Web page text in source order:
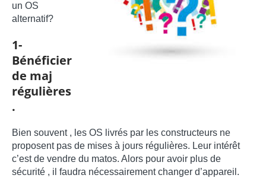
un OS
alternatif?
1-
Bénéficier
de maj
régulières
.
Bien souvent , les OS livrés par les constructeurs ne
proposent pas de mises à jours régulières. Leur intérêt
c’est de vendre du matos. Alors pour avoir plus de
sécurité , il faudra nécessairement changer d’appareil.